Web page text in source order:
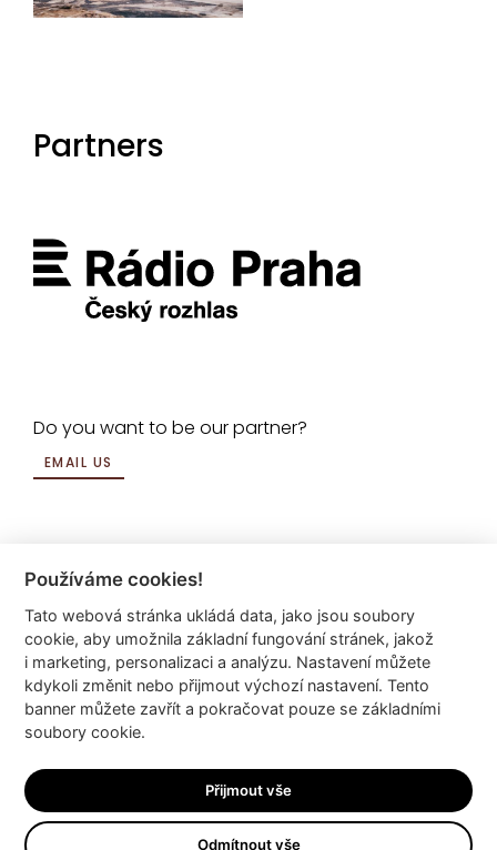
Partners
Do you want to be our partner?
EMAIL US
info@dyzajnmarket.com
Mujmarket s.r.o.
Buzulucká 569/10
160 00 Praha 6
DIČ CZ04980913
Používáme cookies!
Tato webová stránka ukládá data, jako jsou soubory
cookie, aby umožnila základní fungování stránek, jakož
i marketing, personalizaci a analýzu. Nastavení můžete
kdykoli změnit nebo přijmout výchozí nastavení. Tento
banner můžete zavřít a pokračovat pouze se základními
soubory cookie.
Přijmout vše
Odmítnout vše